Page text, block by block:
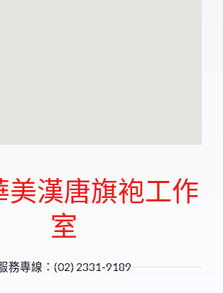
美漢唐旗袍工作
室​
務專線：(02) 2331-9189